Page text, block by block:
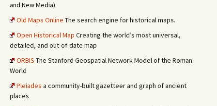
and New Media)
Old Maps Online The search engine for historical maps.
Open Historical Map Creating the world’s most universal,
detailed, and out-of-date map
ORBIS The Stanford Geospatial Network Model of the Roman
World
Pleiades a community-built gazetteer and graph of ancient
places